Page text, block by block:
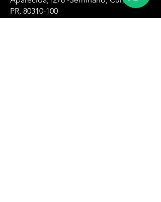
PR, 80310-100